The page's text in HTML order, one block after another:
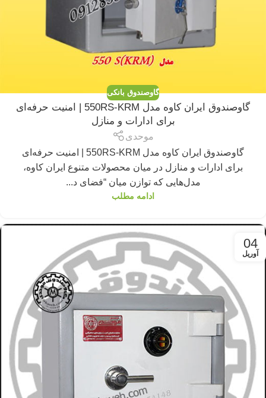
گاوصندوق بانکی
گاوصندوق ایران کاوه مدل 550RS-KRM | امنیت حرفه‌ای
برای ادارات و منازل
موحدی
گاوصندوق ایران کاوه مدل 550RS-KRM | امنیت حرفه‌ای
برای ادارات و منازل در میان محصولات متنوع ایران کاوه،
مدل‌هایی که توازن میان “فضای د...
ادامه مطلب
04
آوریل